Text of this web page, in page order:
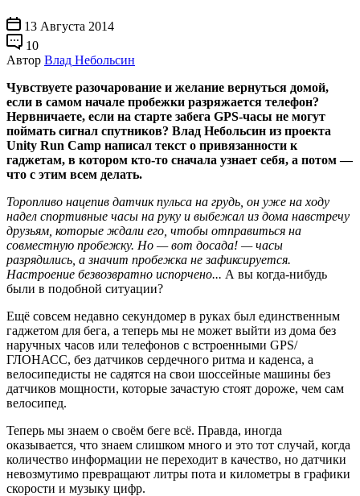
13 Августа 2014
10
Автор Влад Небольсин
Чувствуете разочарование и желание вернуться домой,
если в самом начале пробежки разряжается телефон?
Нервничаете, если на старте забега GPS-часы не могут
поймать сигнал спутников? Влад Небольсин из проекта
Unity Run Camp написал текст о привязанности к
гаджетам, в котором кто-то сначала узнает себя, а потом —
что с этим всем делать.
Торопливо нацепив датчик пульса на грудь, он уже на ходу
надел спортивные часы на руку и выбежал из дома навстречу
друзьям, которые ждали его, чтобы отправиться на
совместную пробежку. Но — вот досада! — часы
разрядились, а значит пробежка не зафиксируется.
Настроение безвозвратно испорчено... А вы когда-нибудь
были в подобной ситуации?
Ещё совсем недавно секундомер в руках был единственным
гаджетом для бега, а теперь мы не может выйти из дома без
наручных часов или телефонов с встроенными GPS/
ГЛОНАСС, без датчиков сердечного ритма и каденса, а
велосипедисты не садятся на свои шоссейные машины без
датчиков мощности, которые зачастую стоят дороже, чем сам
велосипед.
Теперь мы знаем о своём беге всё. Правда, иногда
оказывается, что знаем слишком много и это тот случай, когда
количество информации не переходит в качество, но датчики
невозмутимо превращают литры пота и километры в графики
скорости и музыку цифр.